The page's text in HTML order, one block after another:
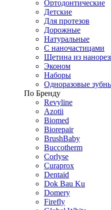
Ортодонтические
Детские
Для протезов
Дорожные
Натуральные
С наночастицами
Щетина из
Эконом
Наборы
Одноразовые
По Бренду
Revyline
Azotii
Biomed
Biorepair
BrushBaby
Buccotherm
Corlyse
Curaprox
Dentaid
Dok Bau Ku
Domery
Firefly